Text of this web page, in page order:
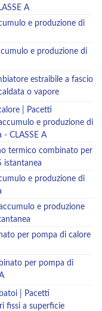
A
e produzione di
e produzione di
estraibile a fascio
o vapore
| Pacetti
e produzione di
- CLASSE A
termico combinato per
istantanea
e produzione di
e produzione
per pompa di calore
per pompa di
| Pacetti
fissi a superficie